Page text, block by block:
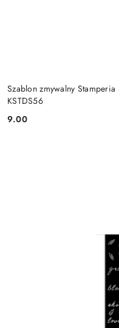
Szablon zmywalny
KSTDS56
Cena:
9.00